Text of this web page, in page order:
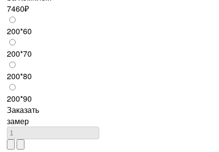
7460₽
200*60
200*70
200*80
200*90
Заказать
замер